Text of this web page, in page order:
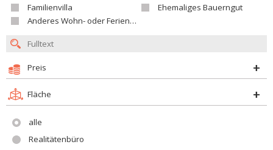
Familienvilla
Ehemaliges Bauerngut
Anderes Wohn- oder Ferienobjekt
Preis
Fläche
alle
Realitätenbüro